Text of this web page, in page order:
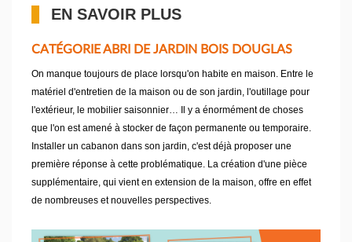
EN SAVOIR PLUS
CATÉGORIE ABRI DE JARDIN BOIS DOUGLAS
On manque toujours de place lorsqu'on habite en maison. Entre le
matériel d'entretien de la maison ou de son jardin, l'outillage pour
l'extérieur, le mobilier saisonnier… Il y a énormément de choses
que l'on est amené à stocker de façon permanente ou temporaire.
Installer un cabanon dans son jardin, c'est déjà proposer une
première réponse à cette problématique. La création d'une pièce
supplémentaire, qui vient en extension de la maison, offre en effet
de nombreuses et nouvelles perspectives.